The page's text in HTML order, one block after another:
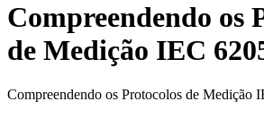
Compreendendo os
de Medição IEC
Compreendendo os Protocolos de Medição